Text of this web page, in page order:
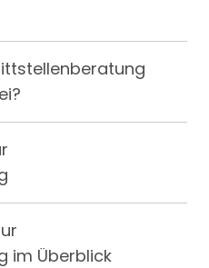
im Überblick